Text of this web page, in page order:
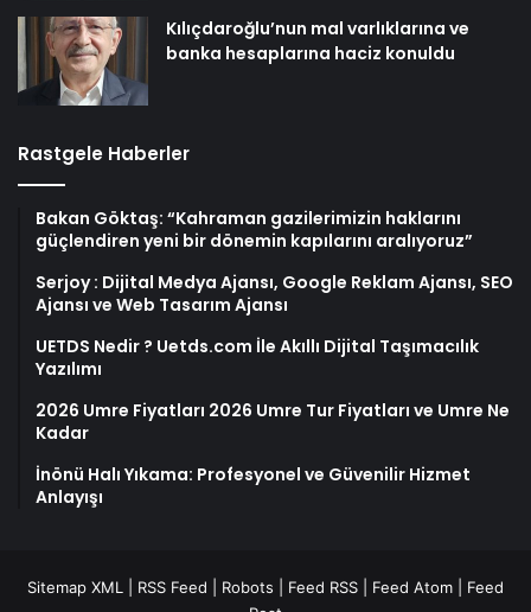
Kılıçdaroğlu’nun mal varlıklarına ve
banka hesaplarına haciz konuldu
Rastgele Haberler
Bakan Göktaş: “Kahraman gazilerimizin haklarını
güçlendiren yeni bir dönemin kapılarını aralıyoruz”
Serjoy : Dijital Medya Ajansı, Google Reklam Ajansı, SEO
Ajansı ve Web Tasarım Ajansı
UETDS Nedir ? Uetds.com İle Akıllı Dijital Taşımacılık
Yazılımı
2026 Umre Fiyatları 2026 Umre Tur Fiyatları ve Umre Ne
Kadar
İnönü Halı Yıkama: Profesyonel ve Güvenilir Hizmet
Anlayışı
Sitemap XML RSS Feed Robots Feed RSS Feed Atom
Feed